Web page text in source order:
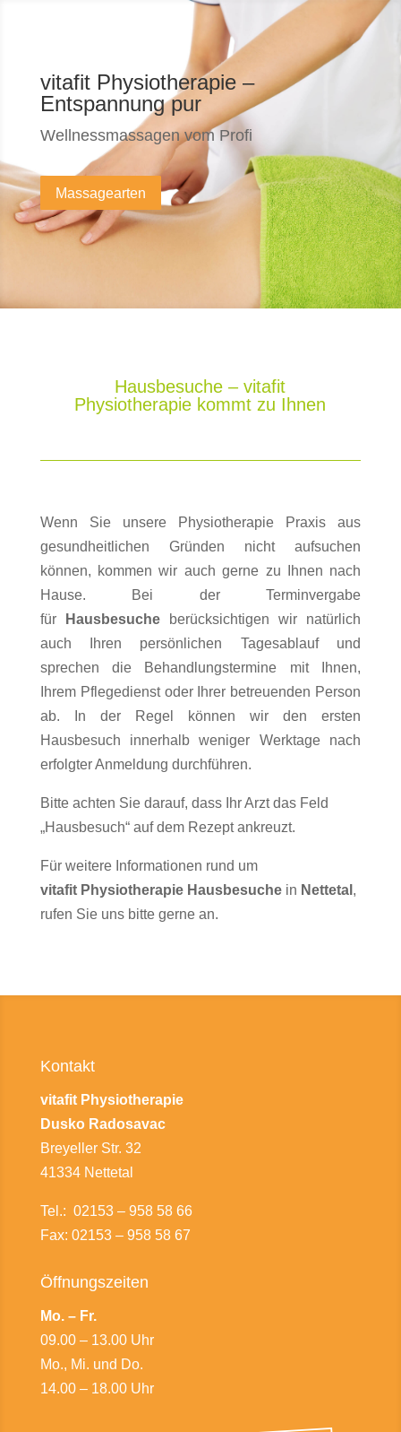
vitafit Physiotherapie –
Entspannung pur
Wellnessmassagen vom Profi
Massagearten
Hausbesuche – vitafit
Physiotherapie kommt zu Ihnen
Wenn Sie unsere Physiotherapie Praxis aus
gesundheitlichen Gründen nicht aufsuchen
können, kommen wir auch gerne zu Ihnen nach
Hause. Bei der Terminvergabe
für
Hausbesucheberücksichtigen wir natürlich
auch Ihren persönlichen Tagesablauf und
sprechen die Behandlungstermine mit Ihnen,
Ihrem Pflegedienst oder Ihrer betreuenden Person
ab. In der Regel können wir den ersten
Hausbesuch innerhalb weniger Werktage nach
erfolgter Anmeldung durchführen.
Bitte achten Sie darauf, dass Ihr Arzt das Feld
„Hausbesuch“ auf dem Rezept ankreuzt.
Für weitere Informationen rund um
vitafit Physiotherapie Hausbesuchein Nettetal ,
rufen Sie uns bitte gerne an.
Kontakt
vitafit Physiotherapie
Dusko Radosavac
Breyeller Str. 32
41334 Nettetal
Tel.: 02153 – 958 58 66
Fax: 02153 – 958 58 67
Öffnungszeiten
Mo. – Fr.
09.00 – 13.00 Uhr
Mo., Mi. und Do.
14.00 – 18.00 Uhr